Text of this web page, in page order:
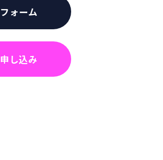
ォーム
し込み